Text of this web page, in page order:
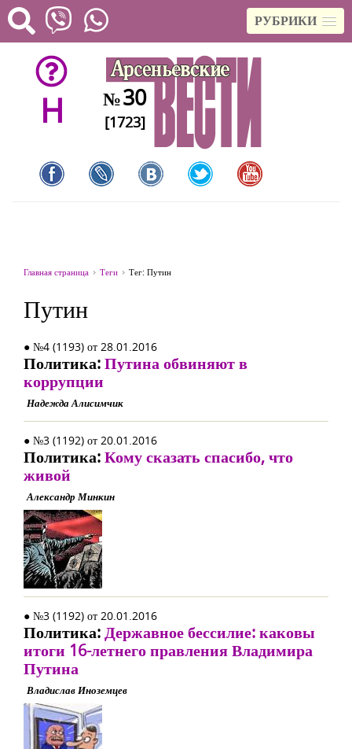
РУБРИКИ
H №30
[1723]
Главная страница Теги Тег: Путин
Путин
● №4 (1193) от 28.01.2016
Политика:Путина обвиняют в
коррупции
Надежда Алисимчик
● №3 (1192) от 20.01.2016
Политика:Кому сказать спасибо, что
живой
Александр Минкин
● №3 (1192) от 20.01.2016
Политика:Державное бессилие: каковы
итоги 16-летнего правления Владимира
Путина
Владислав Иноземцев